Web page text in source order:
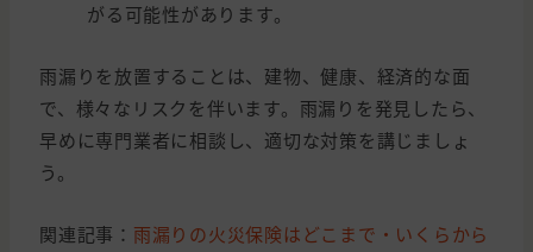
がる可能性があります。
雨漏りを放置することは、建物、健康、経済的な面
で、様々なリスクを伴います。雨漏りを発見したら、
早めに専門業者に相談し、適切な対策を講じましょ
う。
関連記事： 雨漏りの火災保険はどこまで・いくらから